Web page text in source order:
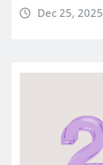
Dec 25, 2025